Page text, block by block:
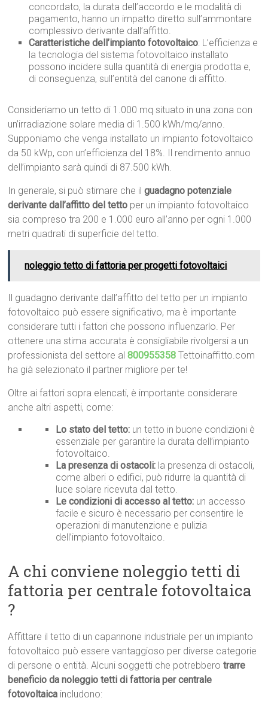
concordato, la durata dell’accordo e le modalità di
pagamento, hanno un impatto diretto sull’ammontare
complessivo derivante dall’affitto.
Caratteristiche dell’impianto fotovoltaico: L’efficienza e
la tecnologia del sistema fotovoltaico installato
possono incidere sulla quantità di energia prodotta e,
di conseguenza, sull’entità del canone di affitto.
Consideriamo un tetto di 1.000 mq situato in una zona con
un’irradiazione solare media di 1.500 kWh/mq/anno.
Supponiamo che venga installato un impianto fotovoltaico
da 50 kWp, con un’efficienza del 18%. Il rendimento annuo
dell’impianto sarà quindi di 87.500 kWh.
In generale, si può stimare che ilguadagno potenziale
derivante dall’affitto del tetto per un impianto fotovoltaico
sia compreso tra 200 e 1.000 euro all’anno per ogni 1.000
metri quadrati di superficie del tetto.
noleggio tetto di fattoria per progetti fotovoltaici
Il guadagno derivante dall’affitto del tetto per un impianto
fotovoltaico può essere significativo, ma è importante
considerare tutti i fattori che possono influenzarlo. Per
ottenere una stima accurata è consigliabile rivolgersi a un
professionista del settore al800955358 Tettoinaffitto.com
ha già selezionato il partner migliore per te!
Oltre ai fattori sopra elencati, è importante considerare
anche altri aspetti, come:
Lo stato del tetto: un tetto in buone condizioni è
essenziale per garantire la durata dell’impianto
fotovoltaico.
La presenza di ostacoli: la presenza di ostacoli,
come alberi o edifici, può ridurre la quantità di
luce solare ricevuta dal tetto.
Le condizioni di accesso al tetto: un accesso
facile e sicuro è necessario per consentire le
operazioni di manutenzione e pulizia
dell’impianto fotovoltaico.
A chi conviene noleggio tetti di
fattoria per centrale fotovoltaica
?
Affittare il tetto di un capannone industriale per un impianto
fotovoltaico può essere vantaggioso per diverse categorie
di persone o entità. Alcuni soggetti che potrebberotrarre
beneficio da noleggio tetti di fattoria per centrale
fotovoltaica includono: